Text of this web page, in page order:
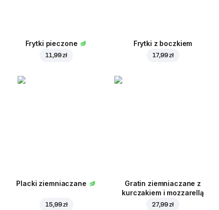
Frytki pieczone
11,99 zł
Frytki z boczkiem
17,99 zł
Placki ziemniaczane
15,99 zł
Gratin ziemniaczane z
kurczakiem i mozzarellą
27,99 zł